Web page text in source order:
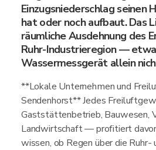
Einzugsniederschlag seinen
hat oder noch aufbaut. Das
räumliche Ausdehnung des
Ruhr-Industrieregion —
Wassermessgerät allein
**Lokale Unternehmen und
Sendenhorst** Jedes
Gaststättenbetrieb, Bauwesen,
Landwirtschaft — profitiert
wissen, ob Regen über die Ruhr-